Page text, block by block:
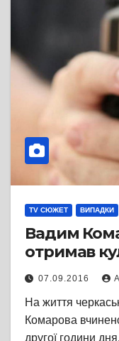
TV СЮЖЕТ ВИПАДКИ
Вадим
отримав
07.09.2016
На життя
Комарова
другої години